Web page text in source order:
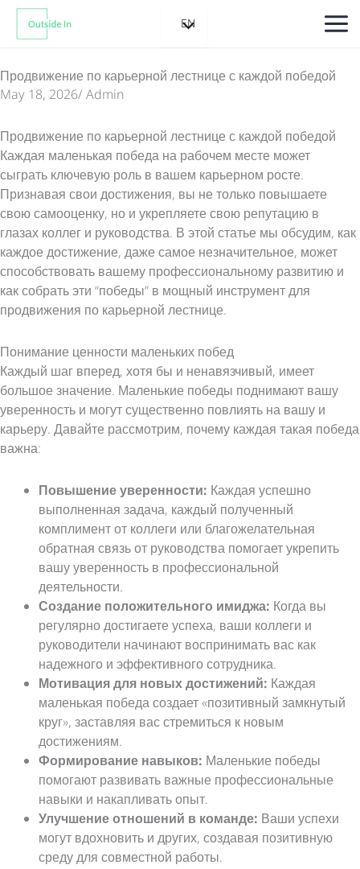
Skip
EN
Продвижение по карьерной лестнице с каждой победой
May 18, 2026/ Admin
Продвижение по карьерной лестнице с каждой победой
Каждая маленькая победа на рабочем месте может
сыграть ключевую роль в вашем карьерном росте.
Признавая свои достижения, вы не только повышаете
свою самооценку, но и укрепляете свою репутацию в
глазах коллег и руководства. В этой статье мы обсудим, как
каждое достижение, даже самое незначительное, может
способствовать вашему профессиональному развитию и
как собрать эти “победы” в мощный инструмент для
продвижения по карьерной лестнице.
Понимание ценности маленьких побед
Каждый шаг вперед, хотя бы и ненавязчивый, имеет
большое значение. Маленькие победы поднимают вашу
уверенность и могут существенно повлиять на вашу и
карьеру. Давайте рассмотрим, почему каждая такая победа
важна:
Повышение уверенности: Каждая успешно
выполненная задача, каждый полученный
комплимент от коллеги или благожелательная
обратная связь от руководства помогает укрепить
вашу уверенность в профессиональной
деятельности.
Создание положительного имиджа: Когда вы
регулярно достигаете успеха, ваши коллеги и
руководители начинают воспринимать вас как
надежного и эффективного сотрудника.
Мотивация для новых достижений: Каждая
маленькая победа создает «позитивный замкнутый
круг», заставляя вас стремиться к новым
достижениям.
Формирование навыков: Маленькие победы
помогают развивать важные профессиональные
навыки и накапливать опыт.
Улучшение отношений в команде: Ваши успехи
могут вдохновить и других, создавая позитивную
среду для совместной работы.